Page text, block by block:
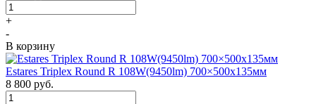
+
-
В корзину
Estares Triplex Round R 108W(9450lm) 700×500х135мм
8 800 руб.